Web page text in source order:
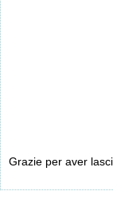
Grazie per aver